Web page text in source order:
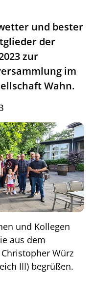
und bester
der
zur
im
Wahn.
und Kollegen
aus dem
Würz
III) begrüßen.